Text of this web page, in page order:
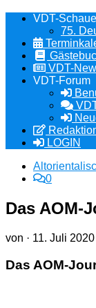
VDT-
75.
VDT-
VDT-Forum
LOGIN
0
Das AOM-
von · 11. Juli 2020
Das AOM-